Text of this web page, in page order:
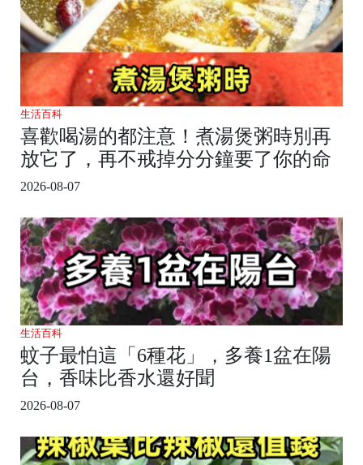
生活百科
喜歡喝湯的都注意！煮湯煲粥時別再
放它了，再不戒掉分分鐘要了你的命
2026-08-07
生活百科
蚊子最怕這「6種花」，多養1盆在陽
台，香味比香水還好聞
2026-08-07